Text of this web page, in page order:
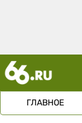
ГЛАВНОЕ